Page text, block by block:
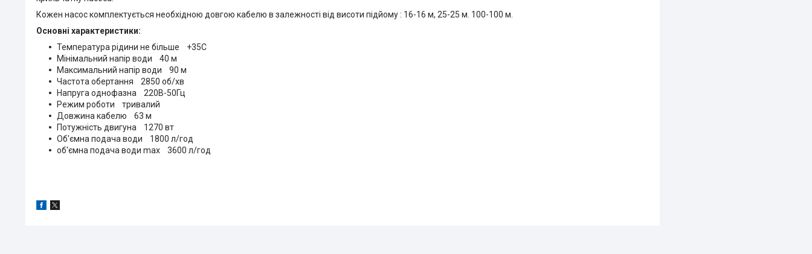
Кожен насос комплектується необхідною довгою кабелю в залежності від висоти підйому : 16-16 м, 25-25 м. 100-100 м.
Основні характеристики:
Температура рідини не більше +35С
Мінімальний напір води 40 м
Максимальний напір води 90 м
Частота обертання 2850 об/хв
Напруга однофазна 220В-50Гц
Режим роботи тривалий
Довжина кабелю 63 м
Потужність двигуна 1270 вт
Об'ємна подача води 1800 л/год
об'ємна подача води max 3600 л/год